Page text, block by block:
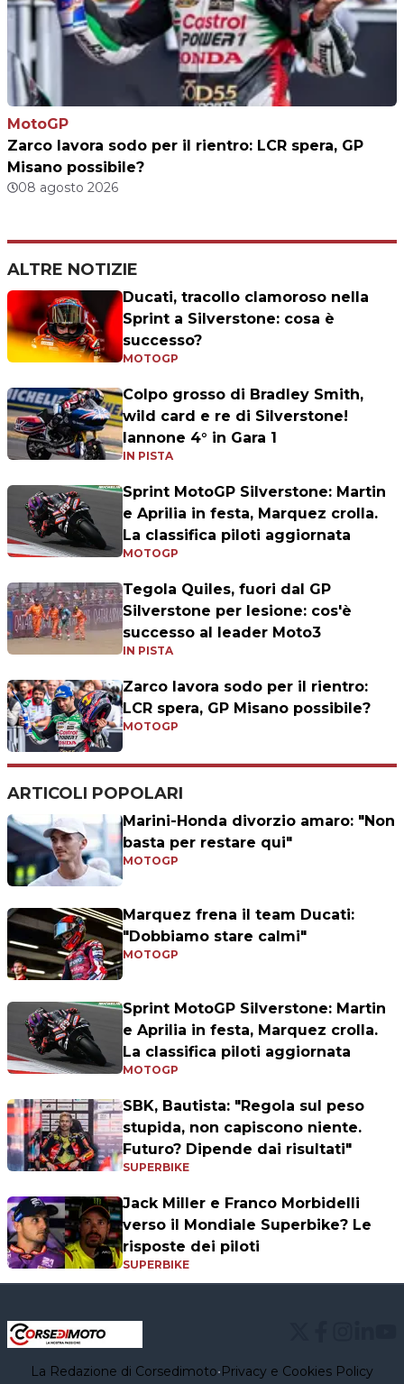
MotoGP
Zarco lavora sodo per il rientro: LCR spera, GP
Misano possibile?
08 agosto 2026
ALTRE NOTIZIE
Ducati, tracollo clamoroso nella
Sprint a Silverstone: cosa è
successo?
MOTOGP
Colpo grosso di Bradley Smith,
wild card e re di Silverstone!
Iannone 4° in Gara 1
IN PISTA
Sprint MotoGP Silverstone: Martin
e Aprilia in festa, Marquez crolla.
La classifica piloti aggiornata
MOTOGP
Tegola Quiles, fuori dal GP
Silverstone per lesione: cos'è
successo al leader Moto3
IN PISTA
Zarco lavora sodo per il rientro:
LCR spera, GP Misano possibile?
MOTOGP
ARTICOLI POPOLARI
Marini-Honda divorzio amaro: "Non
basta per restare qui"
MOTOGP
Marquez frena il team Ducati:
"Dobbiamo stare calmi"
MOTOGP
Sprint MotoGP Silverstone: Martin
e Aprilia in festa, Marquez crolla.
La classifica piloti aggiornata
MOTOGP
SBK, Bautista: "Regola sul peso
stupida, non capiscono niente.
Futuro? Dipende dai risultati"
SUPERBIKE
Jack Miller e Franco Morbidelli
verso il Mondiale Superbike? Le
risposte dei piloti
SUPERBIKE
La Redazione di Corsedimoto•Privacy e Cookies Policy